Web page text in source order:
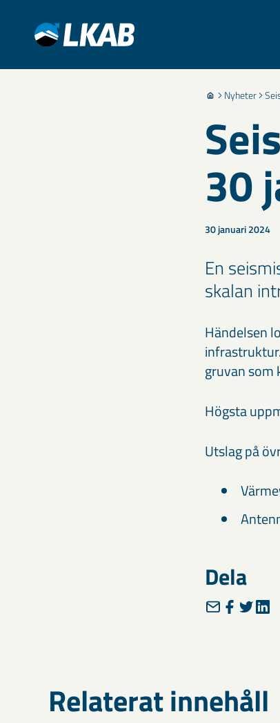
Nyheter
30
30 januari 2024
En
skalan
Händelsen
gruvan som
Högsta
Utslag på
Dela
Relaterat innehåll